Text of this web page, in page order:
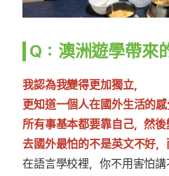
Q：澳洲遊學帶來
我認為我變得更加獨立，
更知道一個人在國外生活的感
所有事基本都要靠自己，然後
去國外最怕的不是英文不好
在語言學校裡，你不用害怕講